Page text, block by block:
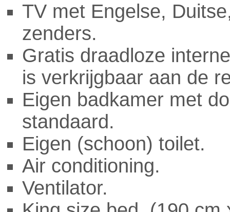
TV met Engelse,
zenders.
Gratis draadloze
is verkrijgbaar aan de
Eigen badkamer met
standaard.
Eigen (schoon) toilet.
Air conditioning.
Ventilator.